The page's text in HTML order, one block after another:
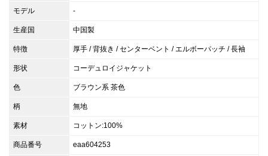
モデル -
生産国 中国製
特徴 厚手 / 背抜き / センターベント / エルボーパッチ / 長袖
形状 コーデュロイジャケット
色 ブラウン系 茶色
柄 無地
素材 コットン:100%
商品番号 eaa604253